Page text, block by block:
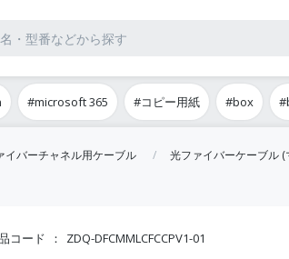
#microsoft 365 #コピー用紙 #box
イバーチャネル用ケーブル 光ファイバーケーブル
コード ZDQ-DFCMMLCFCCPV1-01